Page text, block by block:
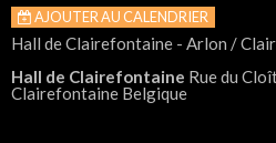
Inscription & Cours
Contact
Login membre
AJOUTER AU CALENDRIER
Hall de Clairefontaine - Arlon /
Hall de Clairefontaine Rue du
Clairefontaine Belgique